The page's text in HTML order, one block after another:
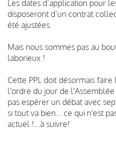
Les dates d’application pour
disposeront d’un contrat
été ajustées.
Mais nous sommes pas au
laborieux !
Cette PPL doit désormais
l'ordre du jour de
pas espérer un débat avec
si tout va bien... ce qui n'est
actuel !...à suivre!